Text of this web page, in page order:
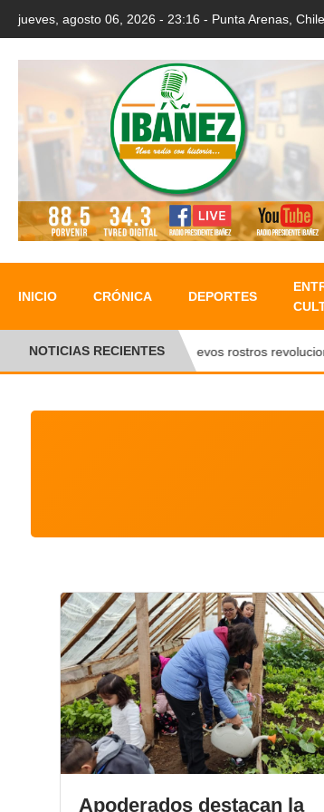
jueves, agosto 06, 2026 - 23:16 - Punta Arenas, Chile
INICIO CRÓNICA DEPORTES
NOTICIAS RECIENTESNuevos rostros
Apoderados destacan la